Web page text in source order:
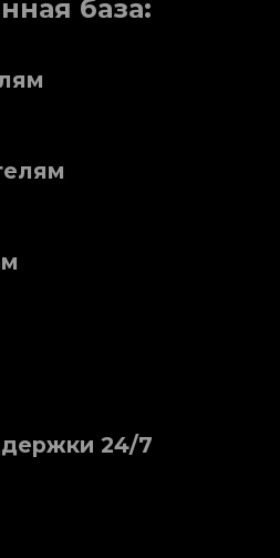
база:
24/7